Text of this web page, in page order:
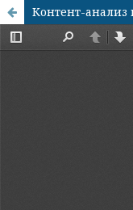
Контент-анализ